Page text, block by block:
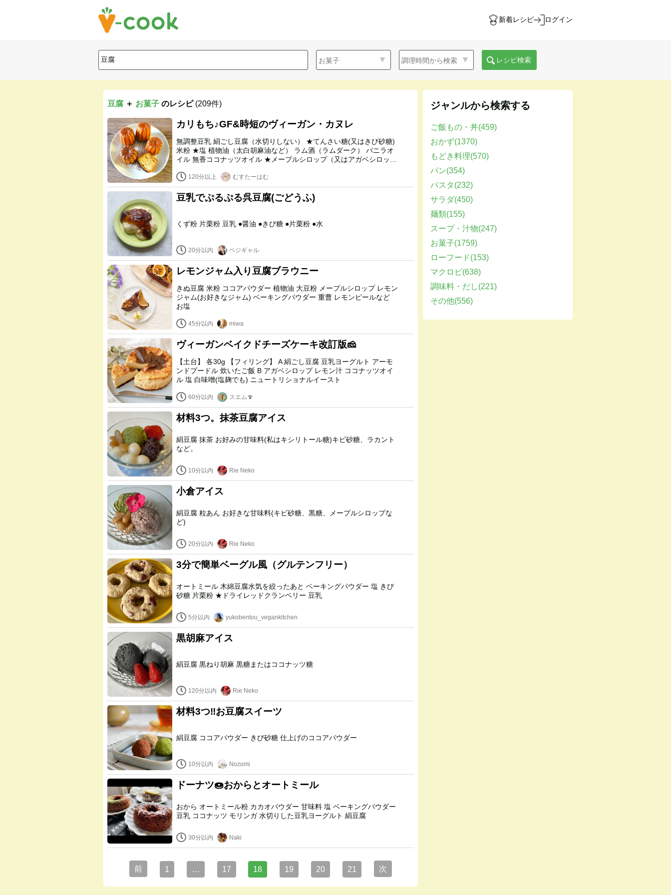
新着レシピ ログイン
レシピ検索
豆腐 ＋ お菓子 のレシピ(209件)
カリもち♪GF&時短のヴィーガン・カヌレ
無調整豆乳 絹ごし豆腐（水切りしない） ★てんさい糖(又はきび砂糖)
米粉 ★塩 植物油（太白胡麻油など） ラム酒（ラムダーク） バニラオ
イル 無香ココナッツオイル ★メープルシロップ（又はアガベシロッ
120分以上 むすたーはむ
豆乳でぷるぷる呉豆腐(ごどうふ)
くず粉 片栗粉 豆乳 ●醤油 ●きび糖 ●片栗粉 ●水
20分以内 ベジギャル
レモンジャム入り豆腐ブラウニー
きぬ豆腐 米粉 ココアパウダー 植物油 大豆粉 メープルシロップ レモン
ジャム(お好きなジャム) ベーキングパウダー 重曹 レモンピールなど
お塩
45分以内 miwa
ヴィーガンベイクドチーズケーキ改訂版🧀
【土台】 各30g 【フィリング】 A 絹ごし豆腐 豆乳ヨーグルト アーモ
ンドプードル 炊いたご飯 B アガベシロップ レモン汁 ココナッツオイ
ル 塩 白味噌(塩麹でも) ニュートリショナルイースト
60分以内 スエム🍄
材料3つ。抹茶豆腐アイス
絹豆腐 抹茶 お好みの甘味料(私はキシリトール糖)キビ砂糖、ラカント
など。
10分以内 Rie Neko
小倉アイス
絹豆腐 粒あん お好きな甘味料(キビ砂糖、黒糖、メープルシロップな
ど)
20分以内 Rie Neko
3分で簡単ベーグル風（グルテンフリー）
オートミール 木綿豆腐水気を絞ったあと ベーキングパウダー 塩 きび
砂糖 片栗粉 ★ドライレッドクランベリー 豆乳
5分以内 yukobentou_vegankitchen
黒胡麻アイス
絹豆腐 黒ねり胡麻 黒糖またはココナッツ糖
120分以内 Rie Neko
材料3つ‼︎お豆腐スイーツ
絹豆腐 ココアパウダー きび砂糖 仕上げのココアパウダー
10分以内 Nozomi
ドーナツ🍩おからとオートミール
おから オートミール粉 カカオパウダー 甘味料 塩 ベーキングパウダー
豆乳 ココナッツ モリンガ 水切りした豆乳ヨーグルト 絹豆腐
30分以内 Naki
前 1 … 17 18 19 20 21 次
ジャンルから検索する
ご飯もの・丼(459)
おかず(1370)
もどき料理(570)
パン(354)
パスタ(232)
サラダ(450)
麺類(155)
スープ・汁物(247)
お菓子(1759)
ローフード(153)
マクロビ(638)
調味料・だし(221)
その他(556)